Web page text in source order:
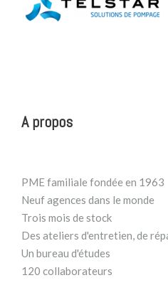
A propos
PME familiale fondée en 1963
Neuf agences dans le monde
Trois mois de stock
Des ateliers d'entretien, de
Un bureau d'études
120 collaborateurs